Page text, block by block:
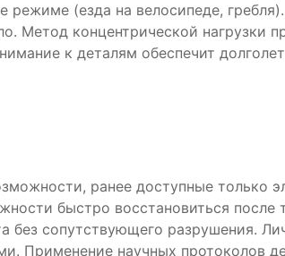
(езда на велосипеде,
Метод концентрической нагрузки
к деталям обеспечит
ранее доступные только
быстро восстановиться
без сопутствующего разрушения.
Применение научных протоколов